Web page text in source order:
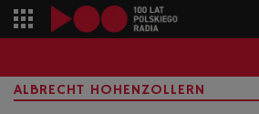
ALBRECHT HOHENZOLLERN